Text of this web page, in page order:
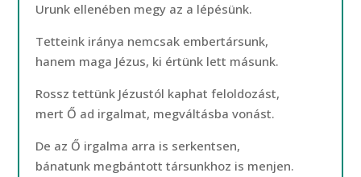
Urunk ellenében megy az a lépésünk.
Tetteink iránya nemcsak embertársunk,
hanem maga Jézus, ki értünk lett másunk.
Rossz tettünk Jézustól kaphat feloldozást,
mert Ő ad irgalmat, megváltásba vonást.
De az Ő irgalma arra is serkentsen,
bánatunk megbántott társunkhoz is menjen.